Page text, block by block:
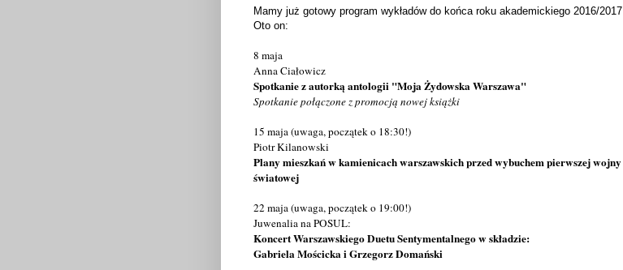
Mamy już gotowy program wykładów do końca roku akademickiego 2016/2017
Oto on:
8 maja
Anna Ciałowicz
Spotkanie z autorką antologii "Moja Żydowska Warszawa"
Spotkaniepołączonez promocją nowej książki
15 maja (uwaga, początek o 18:30!)
Piotr Kilanowski
Plany mieszkań w kamienicach warszawskich przed wybuchem pierwszej wojny
światowej
22 maja (uwaga, początek o 19:00!)
Juwenalia na POSUL:
Koncert Warszawskiego Duetu Sentymentalnego w składzie:
Gabriela Mościcka i Grzegorz Domański